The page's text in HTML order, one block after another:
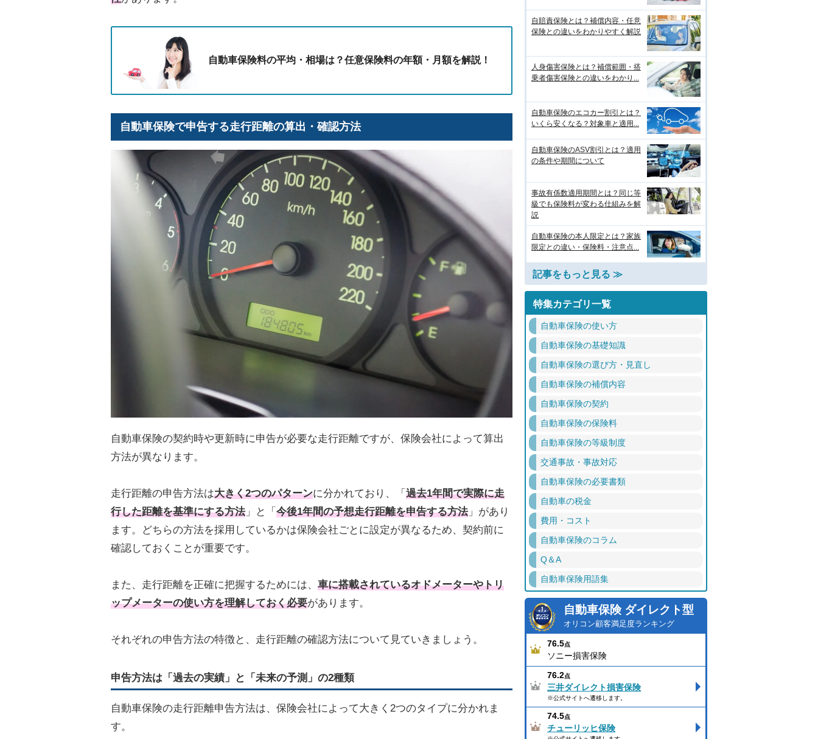
自動車保険料の平均・相場は？任意保険料の年額・月額を解説！
自動車保険で申告する走行距離の算出・確認方法
自動車保険の契約時や更新時に申告が必要な走行距離ですが、保険会社によって算出
方法が異なります。
走行距離の申告方法は大きく2つのパターンに分かれており、「 過去1年間で実際に走
行した距離を基準にする方法 」と「 今後1年間の予想走行距離を申告する方法 」があり
ます。どちらの方法を採用しているかは保険会社ごとに設定が異なるため、契約前に
確認しておくことが重要です。
また、走行距離を正確に把握するためには、 車に搭載されているオドメーターやトリ
ップメーターの使い方を理解しておく必要があります。
それぞれの申告方法の特徴と、走行距離の確認方法について見ていきましょう。
申告方法は「過去の実績」と「未来の予測」の2種類
自動車保険の走行距離申告方法は、保険会社によって大きく2つのタイプに分かれま
す。
自賠責保険とは？補償内容・任意
保険との違いをわかりやすく解説
人身傷害保険とは？補償範囲・搭
乗者傷害保険との違いをわかり...
自動車保険のエコカー割引とは？
いくら安くなる？対象車と適用...
自動車保険のASV割引とは？適用
の条件や期間について
事故有係数適用期間とは？同じ等
級でも保険料が変わる仕組みを解
説
自動車保険の本人限定とは？家族
限定との違い・保険料・注意点...
記事をもっと見る ≫
特集カテゴリ一覧
自動車保険の使い方
自動車保険の基礎知識
自動車保険の選び方・見直し
自動車保険の補償内容
自動車保険の契約
自動車保険の保険料
自動車保険の等級制度
交通事故・事故対応
自動車保険の必要書類
自動車の税金
費用・コスト
自動車保険のコラム
Q＆A
自動車保険用語集
自動車保険 ダイレクト型
オリコン顧客満足度ランキング
76.5点
ソニー損害保険
76.2点
三井ダイレクト損害保険
※公式サイトへ遷移します。
74.5点
チューリッヒ保険